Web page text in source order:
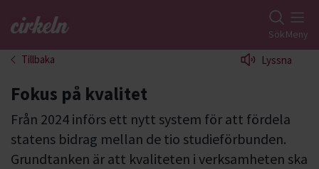
Gå till studiefrämjandets startsida SökMeny
Tillbaka Lyssna
Fokus på kvalitet
Från 2024 införs ett nytt system för att fördela
statens bidrag mellan de tio studieförbunden.
Grundtanken är att kvaliteten i verksamheten ska